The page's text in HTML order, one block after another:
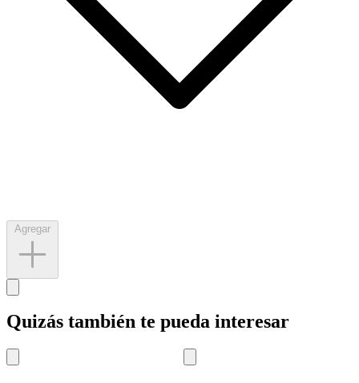
Quizás también te pueda interesar